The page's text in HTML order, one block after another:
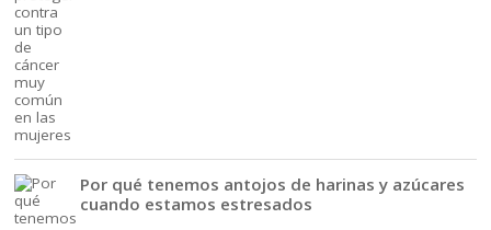
Por qué tenemos antojos de harinas y azúcares
cuando estamos estresados